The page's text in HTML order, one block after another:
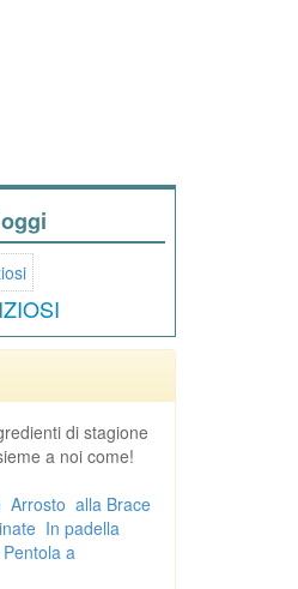
di stagione
a noi come!
Arrosto alla Brace
In padella
Pentola a